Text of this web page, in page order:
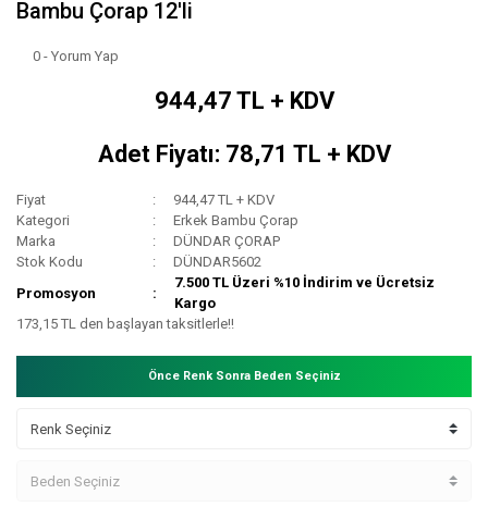
Bambu Çorap 12'li
0 - Yorum Yap
944,47 TL + KDV
Adet Fiyatı: 78,71 TL + KDV
Fiyat
944,47 TL + KDV
Kategori
Erkek Bambu Çorap
Marka
DÜNDAR ÇORAP
Stok Kodu
DÜNDAR5602
Promosyon
7.500 TL Üzeri %10 İndirim ve Ücretsiz
Kargo
173,15 TL den başlayan taksitlerle!!
Önce Renk Sonra Beden Seçiniz